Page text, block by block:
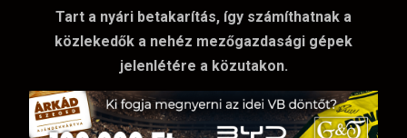
Tart a nyári betakarítás, így számíthatnak a
közlekedők a nehéz mezőgazdasági gépek
jelenlétére a közutakon.